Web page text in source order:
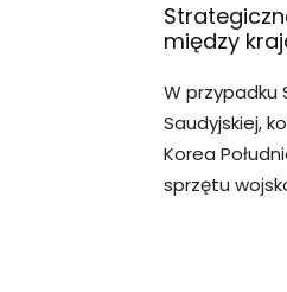
między
W przypadku
Saudyjskiej,
Korea
sprzętu